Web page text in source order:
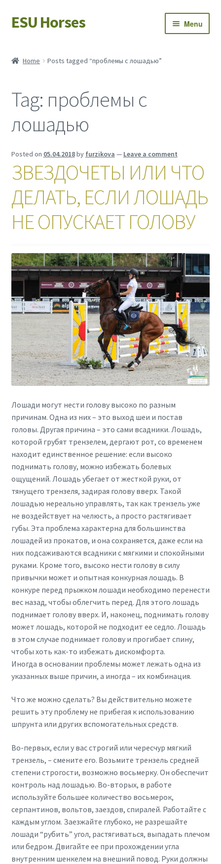
Skip
to
Skip
to
ESU Horses Menu
Save Horses
My account
Home Posts tagged “проблемы с лошадью”
Tag: проблемы с
лошадью
Posted on 05.04.2018by furzikova — Leave a comment
ЗВЕЗДОЧЕТЫ ИЛИ ЧТО
ДЕЛАТЬ, ЕСЛИ ЛОШАДЬ
НЕ ОПУСКАЕТ ГОЛОВУ
Лошади могут нести голову высоко по разным
причинам. Одна из них – это выход шеи и постав
головы. Другая причина – это сами всадники. Лошадь,
которой грубят трензелем, дергают рот, со временем
находит единственное решение: если высоко
поднимать голову, можно избежать болевых
ощущений. Лошадь убегает от жесткой руки, от
тянущего трензеля, задирая голову вверх. Такой
лошадью нереально управлять, так как трензель уже
не воздействует на челюсть, а просто растягивает
губы. Эта проблема характерна для большинства
лошадей из прокатов, и она сохраняется, даже если на
них подсаживаются всадники с мягкими и спокойными
руками. Кроме того, высоко нести голову в силу
привычки может и опытная конкурная лошадь. В
конкуре перед прыжком лошади необходимо перенести
вес назад, чтобы облегчить перед. Для этого лошадь
поднимает голову вверх. И, наконец, поднимать голову
может лошадь, которой не подходит ее седло. Лошадь
в этом случае поднимает голову и прогибает спину,
чтобы хоть как-то избежать дискомфорта.
Иногда в основании проблемы может лежать одна из
указанных выше причин, а иногда – их комбинация.
Что же можно сделать? Вы действительно можете
решить эту проблему не прибегая к использованию
шпрунта или других вспомогательных средств.
Во-первых, если у вас строгий или чересчур мягкий
трензель, – смените его. Возьмите трензель средней
степени строгости, возможно восьмерку. Он обеспечит
контроль над лошадью. Во-вторых, в работе
используйте большее количество восьмерок,
серпантинов, вольтов, заездов, спиралей. Работайте с
каждым углом. Заезжайте глубоко, не разрешайте
лошади “рубить” угол, растягиваться, выпадать плечом
или бедром. Двигайте ее при прохождении угла
внутренним шенкелем на внешний повод. Руки должны